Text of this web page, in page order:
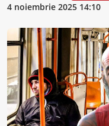
4 noiembrie 2025 14:10